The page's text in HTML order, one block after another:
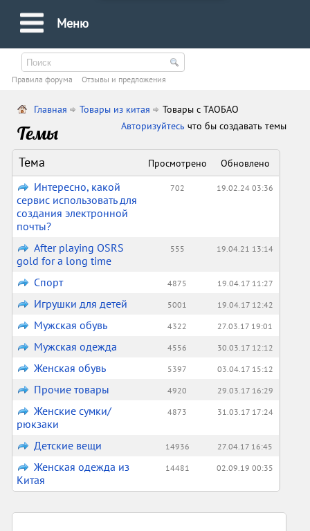
Меню
Правила форума Oтзывы и предложения
Главная Товары из китая
Товары с ТАОБАО
Авторизуйтесь что бы создавать темы
Темы
Тема Просмотрено Обновлено
Интересно, какой
сервис использовать для
создания электронной
почты?
702 19.02.24 03:36
After playing OSRS
gold for a long time
555 19.04.21 13:14
Спорт 4875 19.04.17 11:27
Игрушки для детей 5001 19.04.17 12:42
Мужская обувь 4322 27.03.17 19:01
Мужская одежда 4556 30.03.17 12:12
Женская обувь 5397 03.04.17 15:12
Прочие товары 4920 29.03.17 16:29
Женские сумки/
рюкзаки
4873 31.03.17 17:24
Детские вещи 14936 27.04.17 16:45
Женская одежда из
Китая
14481 02.09.19 00:35